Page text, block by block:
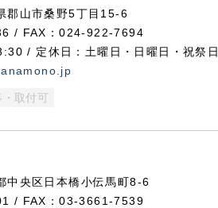
山市桑野5丁目15-6
/ FAX：024-922-7694
/ 定休日：土曜日・日曜日・祝祭日
・取付可
央区日本橋小伝馬町8-6
/ FAX：03-3661-7539